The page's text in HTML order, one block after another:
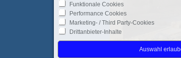
Funktionale Cookies
Performance Cookies
Marketing- / Third Party-Cookies
Drittanbieter-Inhalte